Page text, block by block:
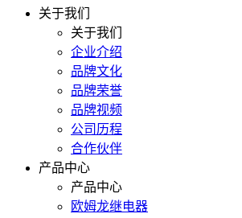
关于我们
关于我们
企业介绍
品牌文化
品牌荣誉
品牌视频
公司历程
合作伙伴
产品中心
产品中心
欧姆龙继电器